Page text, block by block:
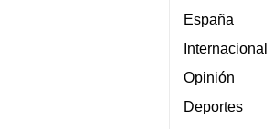
España
Internacional
Opinión
Deportes